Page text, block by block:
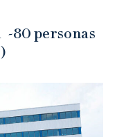
~80 personas